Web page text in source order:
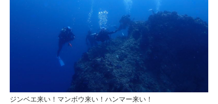
ジンベエ来い！マンボウ来い！ハンマー来い！